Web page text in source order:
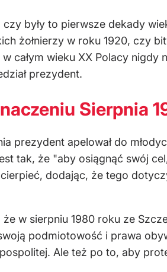
były to pierwsze dekady
żołnierzy w roku 1920, czy
całym wieku XX Polacy
prezydent.
Sierpnia
prezydent apelował do
tak, że "aby osiągnąć swój
dodając, że tego
że w sierpniu 1980 roku ze
podmiotowość i prawa
Ale też po to, aby